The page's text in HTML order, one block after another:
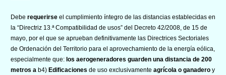
Debe requerirse el cumplimiento íntegro de las distancias establecidas en
la “Directriz 13.ª Compatibilidad de usos” del Decreto 42/2008, de 15 de
mayo, por el que se aprueban definitivamente las Directrices Sectoriales
de Ordenación del Territorio para el aprovechamiento de la energía eólica,
especialmente que: los aerogeneradores guarden una distancia de 200
metros a b4) Edificaciones de uso exclusivamente agrícola o ganadero y